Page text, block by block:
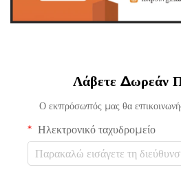
Λάβετε Δωρεάν
Ο εκπρόσωπός μας θα
Ηλεκτρονικό ταχυδρομείο